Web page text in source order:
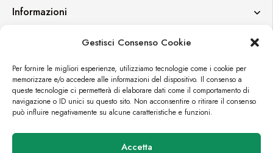
Gestisci Consenso Cookie
Per fornire le migliori esperienze, utilizziamo tecnologie come i cookie per
memorizzare e/o accedere alle informazioni del dispositivo. Il consenso a
queste tecnologie ci permetterà di elaborare dati come il comportamento di
navigazione o ID unici su questo sito. Non acconsentire o ritirare il consenso
può influire negativamente su alcune caratteristiche e funzioni.
Accetta
Informazioni
© FORTUEXPO